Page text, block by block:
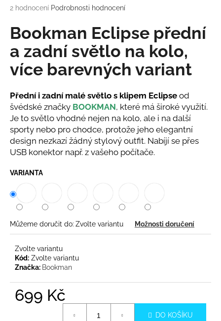
Průměrné
produktu
je
z
hvězdiček.
2 hodnocení Podrobnosti hodnocení
Bookman Eclipse přední
a zadní světlo na kolo,
více barevných variant
Přední i zadní malé světlo s klipem Eclipse od
švédské značky BOOKMAN, které má široké využití.
Je to světlo vhodné nejen na kolo, ale i na další
sporty nebo pro chodce, protože jeho elegantní
design nezkazí žádný stylový outfit. Nabíjí se přes
USB konektor např. z vašeho počítače.
VARIANTA
Můžeme doručit do: Zvolte variantu Možnosti doručení
Zvolte variantu
Kód: Zvolte variantu
Značka: Bookman
699 Kč
DO KOŠÍKU
a
j
í
t
?
HLEDAT
D
o
p
o
r
č
u
e
m